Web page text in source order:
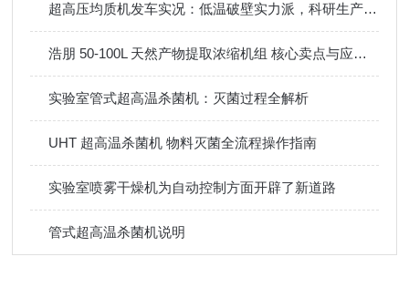
超高压均质机发车实况：低温破壁实力派，科研生产双适配
浩朋 50-100L 天然产物提取浓缩机组 核心卖点与应用价值说明
实验室管式超高温杀菌机：灭菌过程全解析
UHT 超高温杀菌机 物料灭菌全流程操作指南
实验室喷雾干燥机为自动控制方面开辟了新道路
管式超高温杀菌机说明